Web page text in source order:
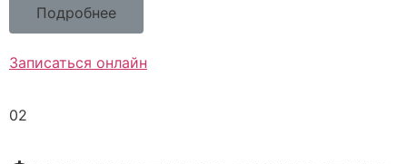
Подробнее
Записаться онлайн
02